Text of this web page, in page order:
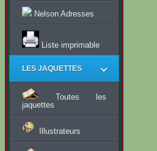
Nelson Adresses
Liste imprimable
LES JAQUETTES
Toutes les
jaquettes
Illustrateurs